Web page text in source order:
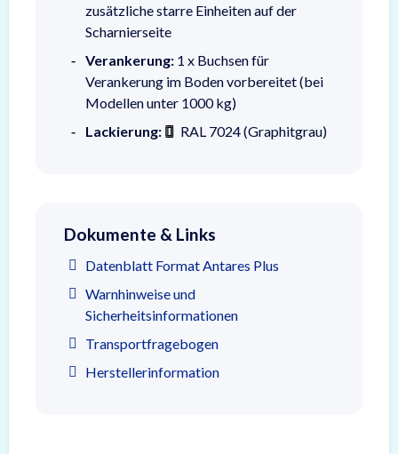
zusätzliche starre Einheiten auf der
Scharnierseite
Verankerung: 1 x Buchsen für
Verankerung im Boden vorbereitet (bei
Modellen unter 1000 kg)
Lackierung:
RAL 7024 (Graphitgrau)
Dokumente & Links
Datenblatt Format Antares Plus
Warnhinweise und
Sicherheitsinformationen
Transportfragebogen
Herstellerinformation